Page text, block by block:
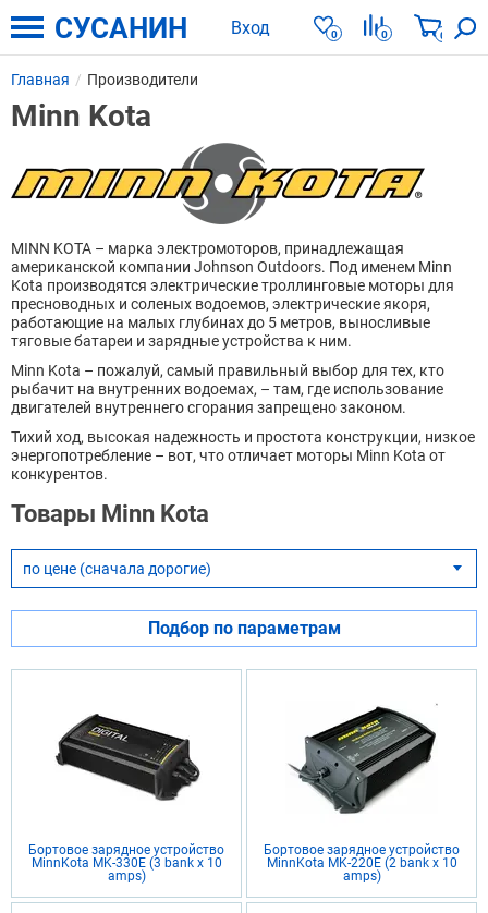
Вход 0 0 0
СУСАНИН
Главная Производители
Minn Kota
MINN KOTA – марка электромоторов, принадлежащая
американской компании Johnson Outdoors. Под именем Minn
Kota производятся электрические троллинговые моторы для
пресноводных и соленых водоемов, электрические якоря,
работающие на малых глубинах до 5 метров, выносливые
тяговые батареи и зарядные устройства к ним.
Minn Kota – пожалуй, самый правильный выбор для тех, кто
рыбачит на внутренних водоемах, – там, где использование
двигателей внутреннего сгорания запрещено законом.
Тихий ход, высокая надежность и простота конструкции, низкое
энергопотребление – вот, что отличает моторы Minn Kota от
конкурентов.
Товары Minn Kota
по цене (сначала дорогие)
Подбор по параметрам
Бортовое зарядное устройство
MinnKota MK-330E (3 bank x 10
amps)
Бортовое зарядное устройство
MinnKota MK-220E (2 bank x 10
amps)